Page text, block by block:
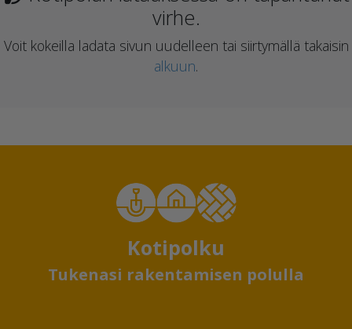
virhe.
Voit kokeilla ladata sivun uudelleen tai siirtymällä takaisin
alkuun.
Kotipolku
Tukenasi rakentamisen polulla